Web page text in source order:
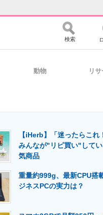
マーケ×ITの今がよく分か
検索
動物 リ
【iHerb】「迷ったらこれ
みんなが"リピ買い"してい
気商品
重量約999g、最新CPU搭
ジネスPCの実力は？